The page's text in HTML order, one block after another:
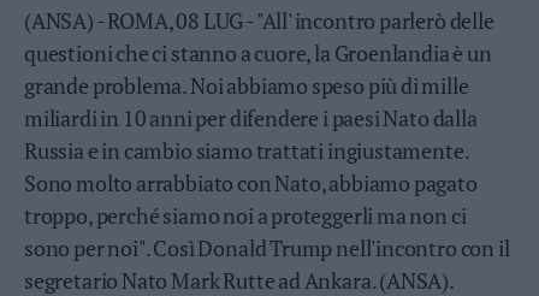
Sarca
–
Ledro
Lavis
–
Rotaliana
Valle
Laghi
Valsugana
–
(ANSA) - ROMA, 08 LUG - "All' incontro parlerò delle
questioni che ci stanno a cuore, la Groenlandia è un
grande problema. Noi abbiamo speso più di mille
miliardi in 10 anni per difendere i paesi Nato dalla
Russia e in cambio siamo trattati ingiustamente.
Sono molto arrabbiato con Nato, abbiamo pagato
troppo, perché siamo noi a proteggerli ma non ci
sono per noi". Così Donald Trump nell'incontro con il
segretario Nato Mark Rutte ad Ankara. (ANSA).